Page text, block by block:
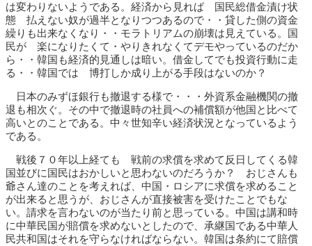
は変わりないようである。経済から見れば 国民総借金漬け状
態 払えない奴が過半となりつつあるので・・貸した側の資金
繰りも出来なくなり・・モラトリアムの崩壊は見えている。国
民が 楽になりたくて・やりきれなくてデモやっているのだか
ら・・韓国も経済的見通しは暗い。借金してでも投資行動に走
る・・韓国では 博打しか成り上がる手段はないのか？
日本のみずほ銀行も撤退する様で・・・外資系金融機関の撤
退も相次ぐ。その中で撤退時の社員への補償額が他国と比べて
高いとのことである。中々世知辛い経済状況となっているよう
である。
戦後７０年以上経ても 戦前の求償を求めて反日してくる韓
国並びに国民はおかしいと思わないのだろうか？ おじさんも
爺さん達のことを考えれば、中国・ロシアに求償を求めること
が出来ると思うが、おじさんが直接被害を受けたことでもな
い。請求を言わないのが当たり前と思っている。中国は講和時
に中華民国が賠償を求めないとしたので、承継国である中華人
民共和国はそれを守らなければならない。韓国は条約にて賠償